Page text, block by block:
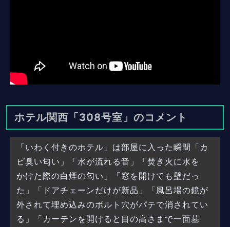
ホテル関西「308号室」のコメント
「いわく付きのホテル」は部屋に入った瞬間「カ
ビ臭い匂い」「水が流れる音」「焚き火に水を
かけた際の白煙の匂い」「窓を開けても壁だっ
た」「ドアチェーンだけが新品」「風呂場の鏡が
外されて埋め込みのボルト穴がパテで消されてい
る」「カーテンを開けると目の高さまで一面墓